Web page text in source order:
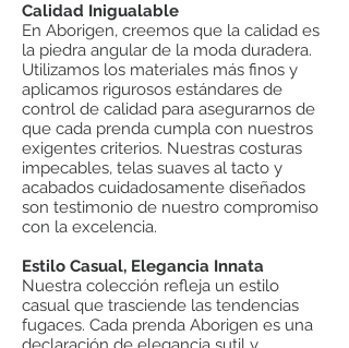
Calidad Inigualable
En Aborigen, creemos que la calidad es
la piedra angular de la moda duradera.
Utilizamos los materiales más finos y
aplicamos rigurosos estándares de
control de calidad para asegurarnos de
que cada prenda cumpla con nuestros
exigentes criterios. Nuestras costuras
impecables, telas suaves al tacto y
acabados cuidadosamente diseñados
son testimonio de nuestro compromiso
con la excelencia.
Estilo Casual, Elegancia Innata
Nuestra colección refleja un estilo
casual que trasciende las tendencias
fugaces. Cada prenda Aborigen es una